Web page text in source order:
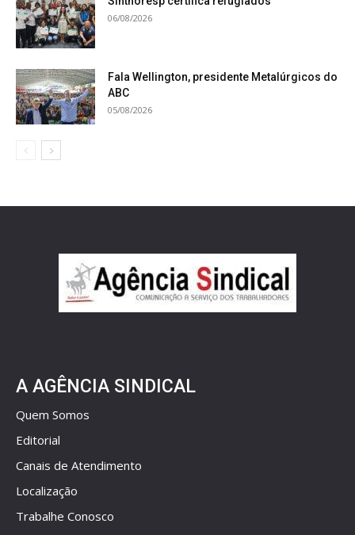
06/08/2026
Fala Wellington, presidente Metalúrgicos do
ABC
05/08/2026
A AGÊNCIA SINDICAL
Quem Somos
Editorial
Canais de Atendimento
Localização
Trabalhe Conosco